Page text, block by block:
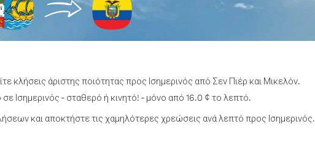
κλήσεις άριστης ποιότητας προς Ισημερινός από Σεν Πιέρ και Μικελόν.
Ισημερινός - σταθερό ή κινητό! - μόνο από 16.0 ¢ το λεπτό.
και αποκτήστε τις χαμηλότερες χρεώσεις ανά λεπτό προς Ισημερινός.